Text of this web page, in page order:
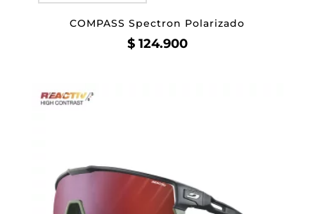
COMPASS Spectron Polarizado
$124.900